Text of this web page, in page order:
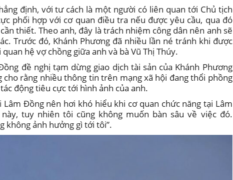
định, với tư cách là một người có liên quan tới Chủ tịch
phối hợp với cơ quan điều tra nếu được yêu cầu, qua đó
thiết. Theo anh, đây là trách nhiệm công dân nên anh sẽ
Trước đó, Khánh Phương đã nhiều lần né tránh khi được
hệ vợ chồng giữa anh và bà Vũ Thị Thúy.
đề nghị tạm dừng giao dịch tài sản của Khánh Phương
cho rằng nhiều thông tin trên mạng xã hội đang thổi phồng
động tiêu cực tới hình ảnh của anh.
Lâm Đồng nên hơi khó hiểu khi cơ quan chức năng tại Lâm
tuy nhiên tôi cũng không muốn bàn sâu về việc đó.
không ảnh hưởng gì tới tôi”.